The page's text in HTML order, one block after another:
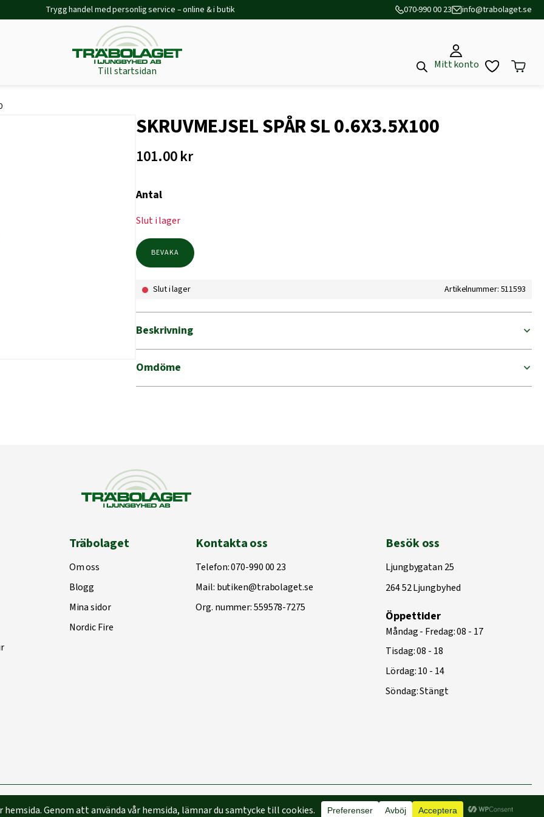
Trygg handel med personlig service – online & i butik 070-990 00 23 info@trabolaget.se
Till startsidan
Mitt konto
SKRUVMEJSEL SPÅR SL 0.6X3.5X100
101.00kr
Antal
Slut i lager
BEVAKA
Slut i lager Artikelnummer: 511593
Beskrivning
Omdöme
Träbolaget
Om oss
Blogg
Mina sidor
Nordic Fire
Kontakta oss
Telefon:070-990 00 23
Mail: butiken@trabolaget.se
Org. nummer: 559578-7275
Besök oss
Ljungbygatan 25
264 52 Ljungbyhed
Öppettider
Måndag - Fredag: 08 - 17
Tisdag: 08 - 18
Lördag: 10 - 14
Söndag: Stängt
Byggd med♥avCapace Media | Webbyrå Malmö